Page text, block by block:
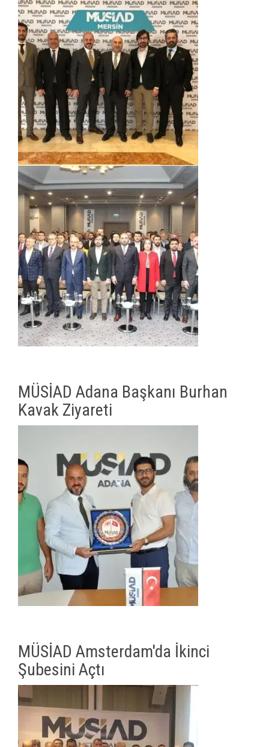
MÜSİAD Adana Başkanı Burhan
Kavak Ziyareti
MÜSİAD Amsterdam'da İkinci
Şubesini Açtı